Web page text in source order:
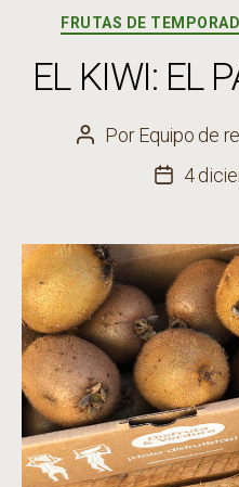
FRUTAS DE
EL KIWI: EL
Autor
PorEquipo de
Fecha
entrada
4